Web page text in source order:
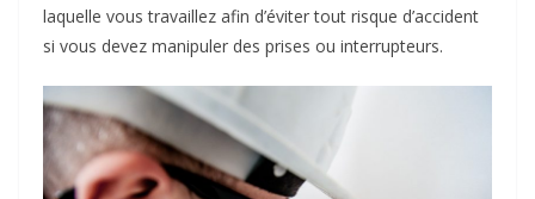
laquelle vous travaillez afin d’éviter tout risque d’accident
si vous devez manipuler des prises ou interrupteurs.